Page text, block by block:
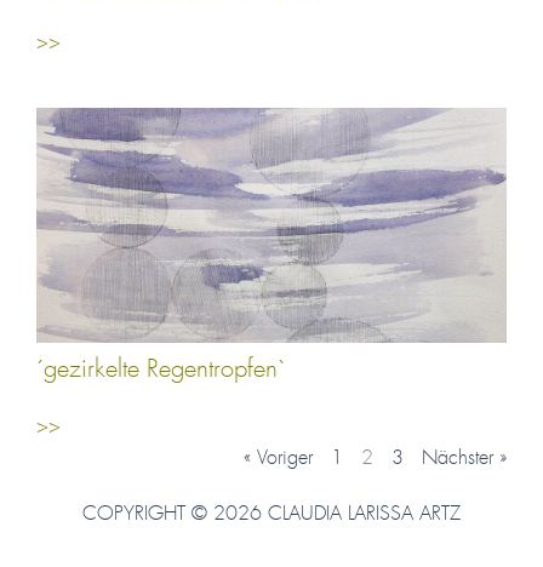
>>
´gezirkelte Regentropfen`
>>
« Voriger
2 3 Nächster »
COPYRIGHT © 2026 CLAUDIA LARISSA ARTZ